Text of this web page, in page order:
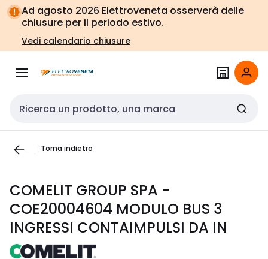
Vai alla
navigazione
Vai
alla
pagina
Ad agosto 2026 Elettroveneta osserverà delle
chiusure per il periodo estivo.
Vedi calendario chiusure
Cerca input
Torna indietro
COMELIT GROUP SPA -
COE20004604 MODULO BUS 3
INGRESSI CONTAIMPULSI DA IN